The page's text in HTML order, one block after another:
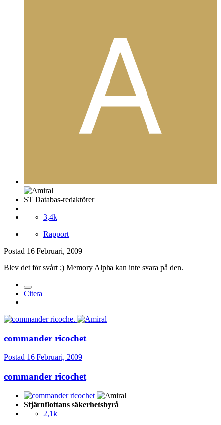
ST Databas-redaktörer
3,4k
Rapport
Postad 16 Februari, 2009
Blev det för svårt ;) Memory Alpha kan inte svara på den.
Citera
commander ricochet
Postad 16 Februari, 2009
commander ricochet
Stjärnflottans säkerhetsbyrå
2,1k